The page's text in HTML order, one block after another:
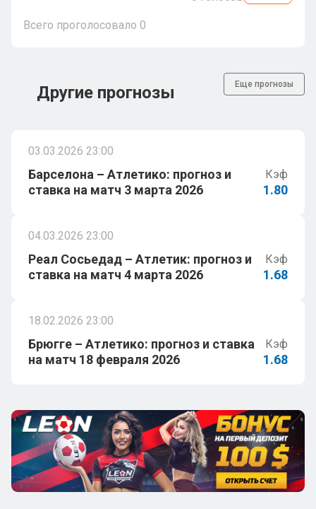
Всего проголосовало 0
Другие прогнозы Еще прогнозы
03.03.2026 23:00
Барселона – Атлетико: прогноз и
ставка на матч 3 марта 2026
Кэф
1.80
04.03.2026 23:00
Реал Сосьедад – Атлетик: прогноз и
ставка на матч 4 марта 2026
Кэф
1.68
18.02.2026 23:00
Брюгге – Атлетико: прогноз и ставка
на матч 18 февраля 2026
Кэф
1.68